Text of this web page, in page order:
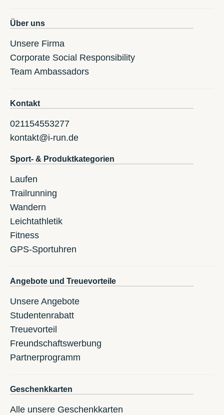
Über uns
Unsere Firma
Corporate Social Responsibility
Team Ambassadors
Kontakt
021154553277
kontakt@i-run.de
Sport- & Produktkategorien
Laufen
Trailrunning
Wandern
Leichtathletik
Fitness
GPS-Sportuhren
Angebote und Treuevorteile
Unsere Angebote
Studentenrabatt
Treuevorteil
Freundschaftswerbung
Partnerprogramm
Geschenkkarten
Alle unsere Geschenkkarten